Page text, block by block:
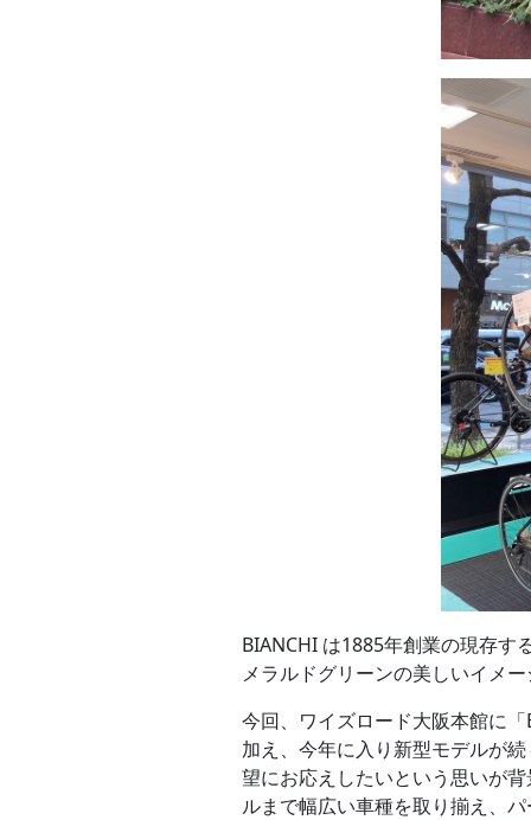
BIANCHI は1885年創業の現存す
メラルドグリーンの美しいイメ
今回、ワイズロード大阪本館に
加え、今年に入り新型モデルが
望にお応えしたいという思いが
ルまで幅広い車種を取り揃え、